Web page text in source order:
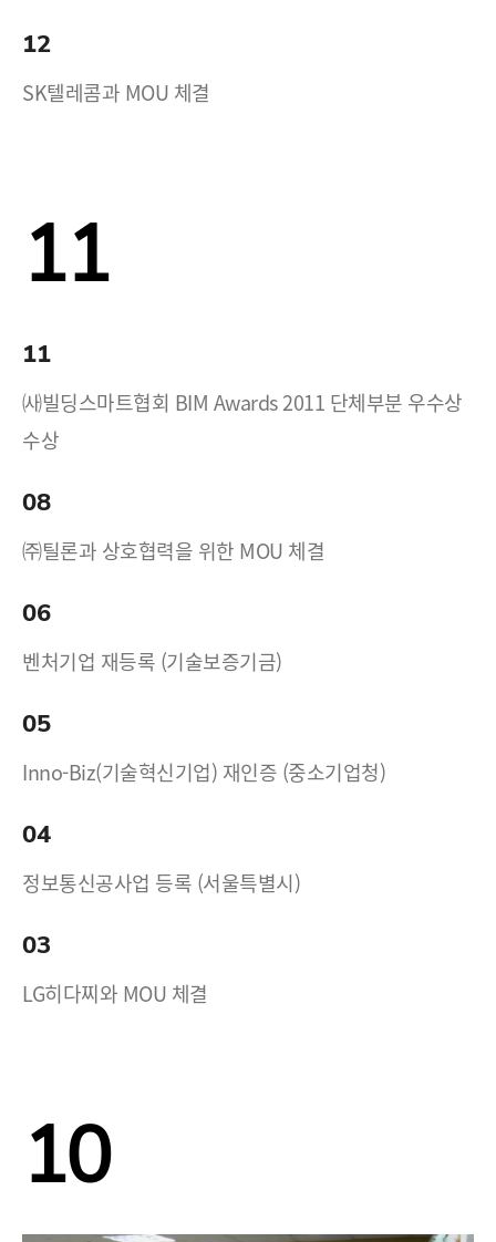
12
SK텔레콤과 MOU 체결
11
11
㈔빌딩스마트협회 BIM Awards 2011 단체부분 우수상
수상
08
㈜틸론과 상호협력을 위한 MOU 체결
06
벤처기업 재등록 (기술보증기금)
05
Inno-Biz(기술혁신기업) 재인증 (중소기업청)
04
정보통신공사업 등록 (서울특별시)
03
LG히다찌와 MOU 체결
10